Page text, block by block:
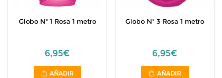
Globo Nº 1 Rosa 1 metro
6,95€
AÑADIR
Globo Nº 3 Rosa 1 metro
6,95€
AÑADIR